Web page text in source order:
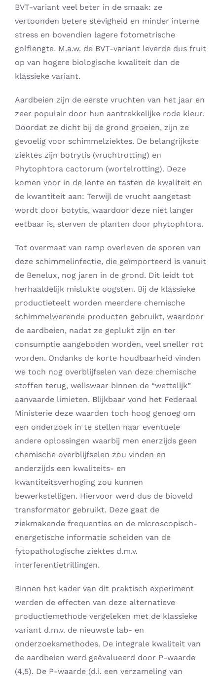
BVT-variant veel beter in de smaak: ze
vertoonden betere stevigheid en minder interne
stress en bovendien lagere fotometrische
golflengte. M.a.w. de BVT-variant leverde dus fruit
op van hogere biologische kwaliteit dan de
klassieke variant.
Aardbeien zijn de eerste vruchten van het jaar en
zeer populair door hun aantrekkelijke rode kleur.
Doordat ze dicht bij de grond groeien, zijn ze
gevoelig voor schimmelziektes. De belangrijkste
ziektes zijn botrytis (vruchtrotting) en
Phytophtora cactorum (wortelrotting). Deze
komen voor in de lente en tasten de kwaliteit en
de kwantiteit aan: Terwijl de vrucht aangetast
wordt door botytis, waardoor deze niet langer
eetbaar is, sterven de planten door phytophtora.
Tot overmaat van ramp overleven de sporen van
deze schimmelinfectie, die geïmporteerd is vanuit
de Benelux, nog jaren in de grond. Dit leidt tot
herhaaldelijk mislukte oogsten. Bij de klassieke
productieteelt worden meerdere chemische
schimmelwerende producten gebruikt, waardoor
de aardbeien, nadat ze geplukt zijn en ter
consumptie aangeboden worden, veel sneller rot
worden. Ondanks de korte houdbaarheid vinden
we toch nog overblijfselen van deze chemische
stoffen terug, weliswaar binnen de “wettelijk”
aanvaarde limieten. Blijkbaar vond het Federaal
Ministerie deze waarden toch hoog genoeg om
een onderzoek in te stellen naar eventuele
andere oplossingen waarbij men enerzijds geen
chemische overblijfselen zou vinden en
anderzijds een kwaliteits- en
kwantiteitsverhoging zou kunnen
bewerkstelligen. Hiervoor werd dus de bioveld
transformator gebruikt. Deze gaat de
ziekmakende frequenties en de microscopisch-
energetische informatie scheiden van de
fytopathologische ziektes d.m.v.
interferentietrillingen.
Binnen het kader van dit praktisch experiment
werden de effecten van deze alternatieve
productiemethode vergeleken met de klassieke
variant d.m.v. de nieuwste lab- en
onderzoeksmethodes. De integrale kwaliteit van
de aardbeien werd geëvalueerd door P-waarde
(4,5). De P-waarde (d.i. een verzameling van